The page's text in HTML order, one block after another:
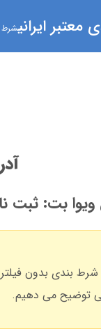
ایرانیشرط
بت: ثبت
شرط بندی بدون
توضیح می دهیم.